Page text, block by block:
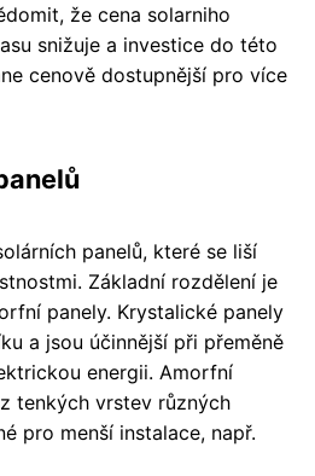
že cena solarniho
snižuje a investice do této
cenově dostupnější pro více
panelů, které se liší
Základní rozdělení je
panely. Krystalické panely
a jsou účinnější při přeměně
energii. Amorfní
tenkých vrstev různých
pro menší instalace, např.